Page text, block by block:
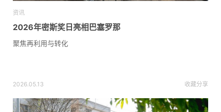
资讯
2026年密斯奖日亮相巴塞罗那
聚焦再利用与转化
2026.05.13 收藏分享